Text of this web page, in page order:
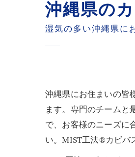
沖縄県の
湿気の多い沖縄県に
沖縄県にお住まいの皆
ます。専門のチームと
で、お客様のニーズに
い。MIST工法®カビバ